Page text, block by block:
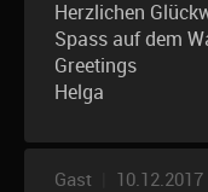
Herzlichen
Spass auf dem
Greetings
Helga
Gast